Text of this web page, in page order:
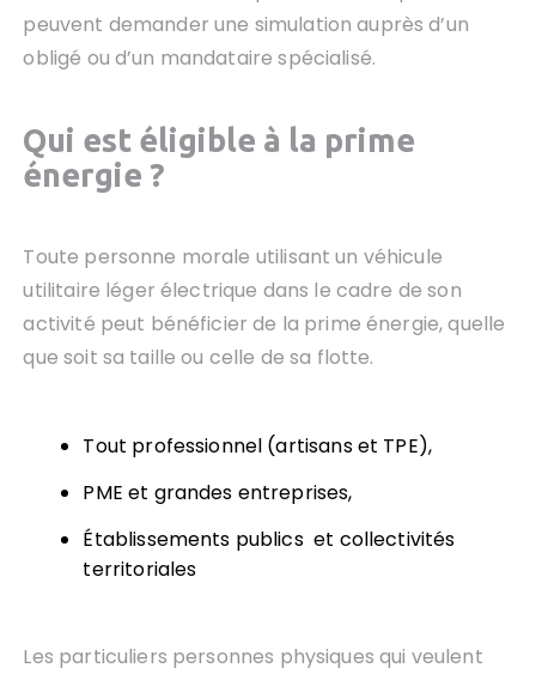
peuvent demander une simulation auprès d’un
obligé ou d’un mandataire spécialisé.
Qui est éligible à la prime
énergie ?
Toute personne morale utilisant un véhicule
utilitaire léger électrique dans le cadre de son
activité peut bénéficier de la prime énergie, quelle
que soit sa taille ou celle de sa flotte.
Tout professionnel (artisans et TPE),
PME et grandes entreprises,
Établissements publics et collectivités
territoriales
Les particuliers personnes physiques qui veulent